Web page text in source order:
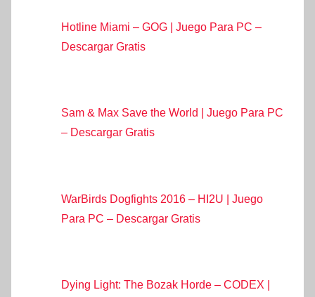
Hotline Miami – GOG | Juego Para PC –
Descargar Gratis
Sam & Max Save the World | Juego Para PC
– Descargar Gratis
WarBirds Dogfights 2016 – HI2U | Juego
Para PC – Descargar Gratis
Dying Light: The Bozak Horde – CODEX |